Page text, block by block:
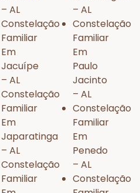
– AL
Constelação
Familiar
Em
Jacuípe
– AL
Constelação
Familiar
Em
Japaratinga
– AL
Constelação
Familiar
– AL
Constelação
Familiar
Em
Paulo
Jacinto
– AL
Constelação
Familiar
Em
Penedo
– AL
Constelação